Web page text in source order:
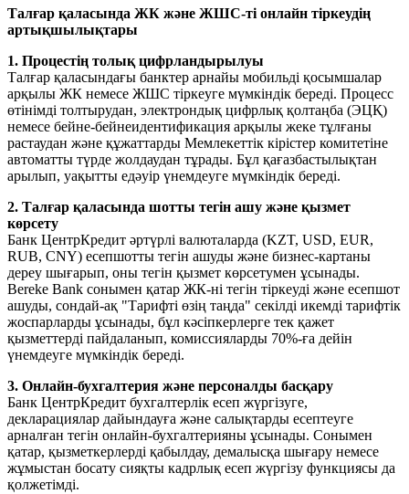
Талғар қаласында ЖК және ЖШС-ті онлайн тіркеудің
артықшылықтары
1. Процестің толық цифрландырылуы
Талғар қаласындағы банктер арнайы мобильді қосымшалар
арқылы ЖК немесе ЖШС тіркеуге мүмкіндік береді. Процесс
өтінімді толтырудан, электрондық цифрлық қолтаңба (ЭЦҚ)
немесе бейне-бейнеидентификация арқылы жеке тұлғаны
растаудан және құжаттарды Мемлекеттік кірістер комитетіне
автоматты түрде жолдаудан тұрады. Бұл қағазбастылықтан
арылып, уақытты едәуір үнемдеуге мүмкіндік береді.
2. Талғар қаласында шотты тегін ашу және қызмет
көрсету
Банк ЦентрКредит әртүрлі валюталарда (KZT, USD, EUR,
RUB, CNY) есепшотты тегін ашуды және бизнес-картаны
дереу шығарып, оны тегін қызмет көрсетумен ұсынады.
Bereke Bank сонымен қатар ЖК-ні тегін тіркеуді және есепшот
ашуды, сондай-ақ "Тарифті өзің таңда" секілді икемді тарифтік
жоспарларды ұсынады, бұл кәсіпкерлерге тек қажет
қызметтерді пайдаланып, комиссияларды 70%-ға дейін
үнемдеуге мүмкіндік береді.
3. Онлайн-бухгалтерия және персоналды басқару
Банк ЦентрКредит бухгалтерлік есеп жүргізуге,
декларациялар дайындауға және салықтарды есептеуге
арналған тегін онлайн-бухгалтерияны ұсынады. Сонымен
қатар, қызметкерлерді қабылдау, демалысқа шығару немесе
жұмыстан босату сияқты кадрлық есеп жүргізу функциясы да
қолжетімді.